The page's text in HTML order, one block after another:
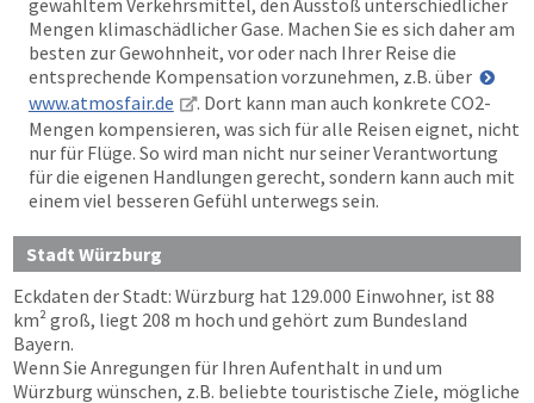
Mengen klimaschädlicher Gase. Machen Sie es sich daher am
besten zur Gewohnheit, vor oder nach Ihrer Reise die
entsprechende Kompensation vorzunehmen, z.B. über
www.atmosfair.de
. Dort kann man auch konkrete CO2-
Mengen kompensieren, was sich für alle Reisen eignet, nicht
nur für Flüge. So wird man nicht nur seiner Verantwortung
für die eigenen Handlungen gerecht, sondern kann auch mit
einem viel besseren Gefühl unterwegs sein.
Stadt Würzburg
Eckdaten der Stadt: Würzburg hat 129.000 Einwohner, ist 88
km² groß, liegt 208 m hoch und gehört zum Bundesland
Bayern.
Wenn Sie Anregungen für Ihren Aufenthalt in und um
Würzburg wünschen, z.B. beliebte touristische Ziele, mögliche